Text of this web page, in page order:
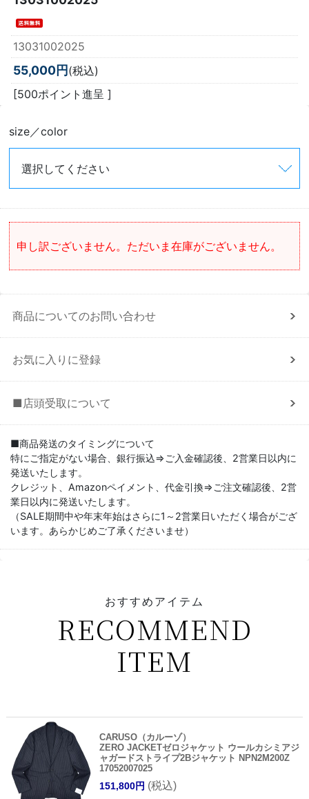
13031002025
55,000円(税込)
[500ポイント進呈 ]
size／color
申し訳ございません。ただいま在庫がございません。
商品についてのお問い合わせ
お気に入りに登録
■店頭受取について
■商品発送のタイミングについて
特にご指定がない場合、銀行振込⇒ご入金確認後、2営業日以内に
発送いたします。
クレジット、Amazonペイメント、代金引換⇒ご注文確認後、2営
業日以内に発送いたします。
（SALE期間中や年末年始はさらに1～2営業日いただく場合がござ
います。あらかじめご了承くださいませ）
おすすめアイテム
RECOMMEND
ITEM
CARUSO（カルーゾ）
ZERO JACKETゼロジャケット ウールカシミアジ
ャガードストライプ2Bジャケット NPN2M200Z
17052007025
151,800円 (税込)